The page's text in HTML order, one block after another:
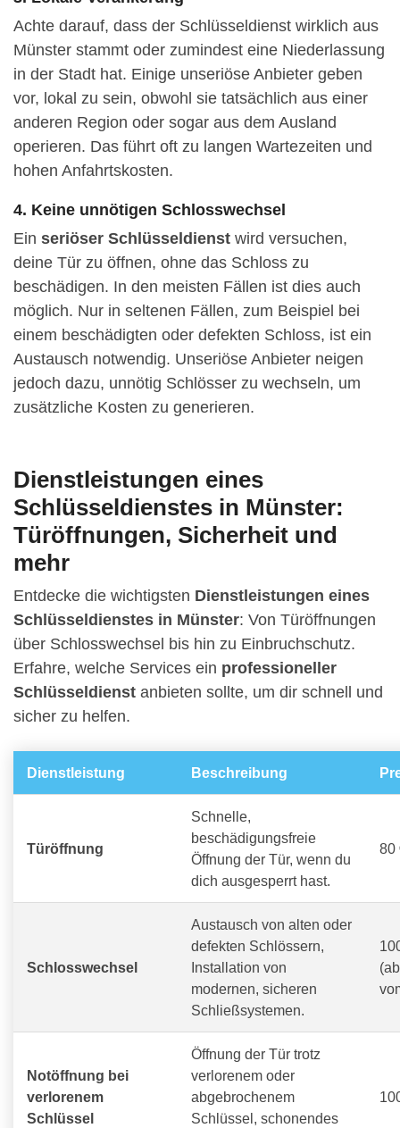
Achte darauf, dass der Schlüsseldienst wirklich aus
Münster stammt oder zumindest eine Niederlassung
in der Stadt hat. Einige unseriöse Anbieter geben
vor, lokal zu sein, obwohl sie tatsächlich aus einer
anderen Region oder sogar aus dem Ausland
operieren. Das führt oft zu langen Wartezeiten und
hohen Anfahrtskosten.
4. Keine unnötigen Schlosswechsel
Ein seriöser Schlüsseldienst wird versuchen,
deine Tür zu öffnen, ohne das Schloss zu
beschädigen. In den meisten Fällen ist dies auch
möglich. Nur in seltenen Fällen, zum Beispiel bei
einem beschädigten oder defekten Schloss, ist ein
Austausch notwendig. Unseriöse Anbieter neigen
jedoch dazu, unnötig Schlösser zu wechseln, um
zusätzliche Kosten zu generieren.
Dienstleistungen eines
Schlüsseldienstes in Münster:
Türöffnungen, Sicherheit und
mehr
Entdecke die wichtigsten Dienstleistungen eines
Schlüsseldienstes in Münster: Von Türöffnungen
über Schlosswechsel bis hin zu Einbruchschutz.
Erfahre, welche Services ein professioneller
Schlüsseldienst anbieten sollte, um dir schnell und
sicher zu helfen.
Dienstleistung Beschreibung
Türöffnung
Schnelle,
beschädigungsfreie
Öffnung der Tür, wenn du
dich ausgesperrt hast.
80
Schlosswechsel
Austausch von alten oder
defekten Schlössern,
Installation von
modernen, sicheren
Schließsystemen.
Notöffnung bei
verlorenem
Schlüssel
Öffnung der Tür trotz
verlorenem oder
abgebrochenem
Schlüssel, schonendes